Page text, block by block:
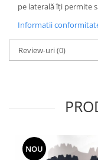
pe laterală îți permite
Informatii
Review-uri(0)
NOU